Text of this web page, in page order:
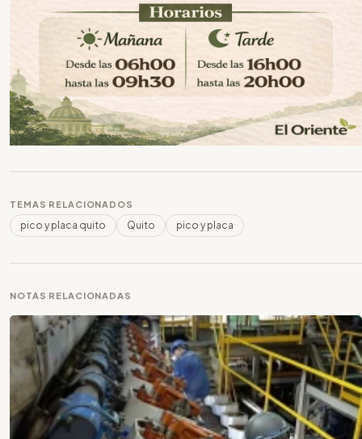
TEMAS RELACIONADOS
pico y placa quito Quito pico y placa
NOTAS RELACIONADAS